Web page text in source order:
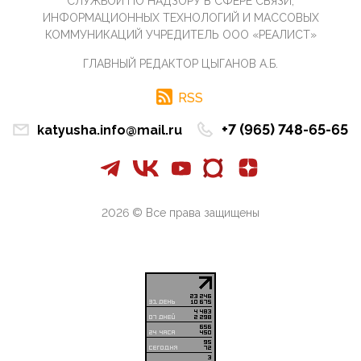
07:11, 10 Апреля 2026
Те, кто стоят за массовым завозом в Россию
инокультурных мигрантов, в общем-то понимают,
Благодаря знакомым, стали известны подробности
истории с белгородскими "Орланами",которые
Снова о главном на фронте. Противник вновь
захватил "малое небо" на украинском ТВД.
08:05, 09 Апреля 2026
А пока армия нашей многонациональной страны
продолжает сражаться с Украиной, где людей
ИНФОРМАЦИОННЫХ ТЕХНОЛОГИЙ И МАССОВЫХ
КОММУНИКАЦИЙ УЧРЕДИТЕЛЬ ООО «РЕАЛИСТ»
ГЛАВНЫЙ РЕДАКТОР ЦЫГАНОВ А.Б.
RSS
katyusha.info@mail.ru +7 (965) 748-65-65
2026 © Все права защищены